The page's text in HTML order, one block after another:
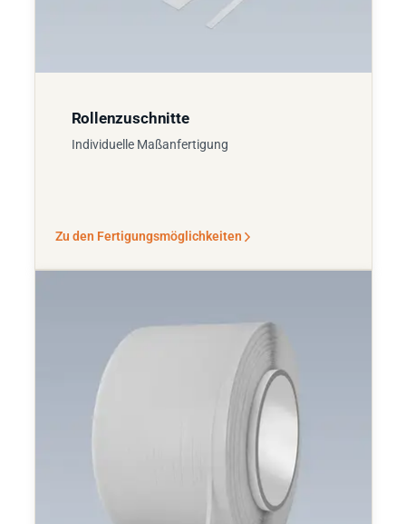
Rollenzuschnitte
Individuelle Maßanfertigung
Zu den Fertigungsmöglichkeiten